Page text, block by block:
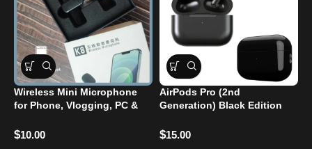
Wireless Mini Microphone
for Phone, Vlogging, PC &
$10.00
AirPods Pro (2nd
Generation) Black Edition
(Master Copy)
$15.00